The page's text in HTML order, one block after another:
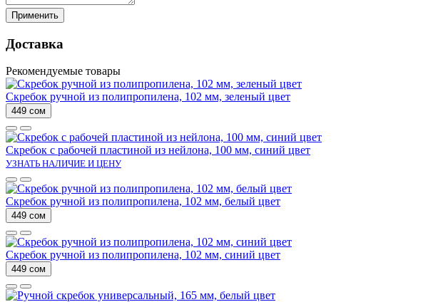
Применить
Доставка
Рекомендуемые товары
Скребок ручной из полипропилена, 102 мм, зеленый цвет
449 сом
Скребок с рабочей пластиной из нейлона, 100 мм, синий цвет
УЗНАТЬ НАЛИЧИЕ И ЦЕНУ
Скребок ручной из полипропилена, 102 мм, белый цвет
449 сом
Скребок ручной из полипропилена, 102 мм, синий цвет
449 сом